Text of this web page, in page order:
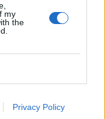
my
the
Privacy Policy